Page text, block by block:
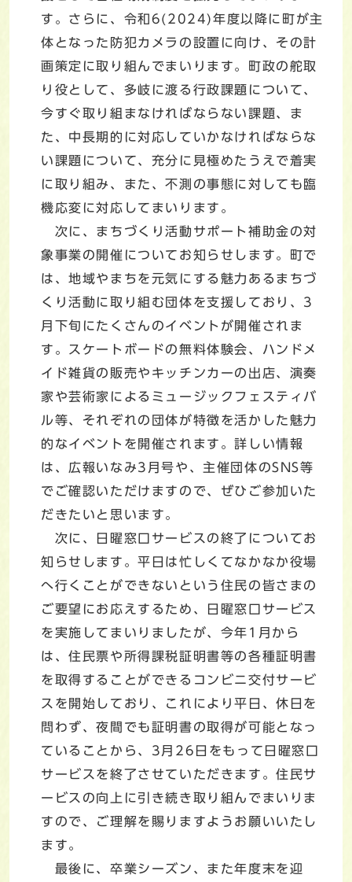
す。さらに、令和6(2024)年度以降に町が主
体となった防犯カメラの設置に向け、その計
画策定に取り組んでまいります。町政の舵取
り役として、多岐に渡る行政課題について、
今すぐ取り組まなければならない課題、ま
た、中長期的に対応していかなければならな
い課題について、充分に見極めたうえで着実
に取り組み、また、不測の事態に対しても臨
機応変に対応してまいります。
次に、まちづくり活動サポート補助金の対
象事業の開催についてお知らせします。町で
は、地域やまちを元気にする魅力あるまちづ
くり活動に取り組む団体を支援しており、3
月下旬にたくさんのイベントが開催されま
す。スケートボードの無料体験会、ハンドメ
イド雑貨の販売やキッチンカーの出店、演奏
家や芸術家によるミュージックフェスティバ
ル等、それぞれの団体が特徴を活かした魅力
的なイベントを開催されます。詳しい情報
は、広報いなみ3月号や、主催団体のSNS等
でご確認いただけますので、ぜひご参加いた
だきたいと思います。
次に、日曜窓口サービスの終了についてお
知らせします。平日は忙しくてなかなか役場
へ行くことができないという住民の皆さまの
ご要望にお応えするため、日曜窓口サービス
を実施してまいりましたが、今年1月から
は、住民票や所得課税証明書等の各種証明書
を取得することができるコンビニ交付サービ
スを開始しており、これにより平日、休日を
問わず、夜間でも証明書の取得が可能となっ
ていることから、3月26日をもって日曜窓口
サービスを終了させていただきます。住民サ
ービスの向上に引き続き取り組んでまいりま
すので、ご理解を賜りますようお願いいたし
ます。
最後に、卒業シーズン、また年度末を迎